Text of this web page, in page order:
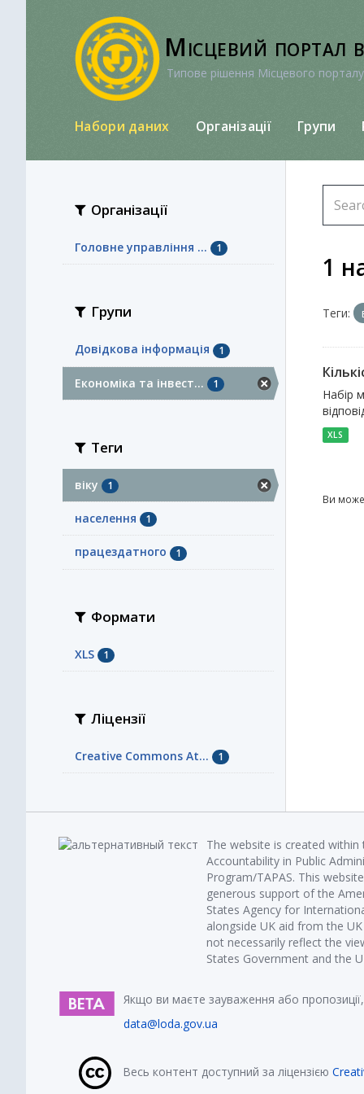
Місцевий портал
Типове рішення Місцевого
Набори даних Організації Групи
Організації
Головне управління ... 1
Групи
Довідкова інформація 1
Економіка та інвест... 1
Теги
віку 1
населення 1
працездатного 1
Формати
XLS 1
Ліцензії
Creative Commons At... 1
1
Теги:
Набір
XLS
Ви
The website is created within
Accountability in Public
Program/TAPAS. This
generous support of the
States Agency for
alongside UK aid from the
not necessarily reflect the
States Government and the
Якщо ви маєте зауваження або
data@loda.gov.ua
Весь контент доступний за ліцензією